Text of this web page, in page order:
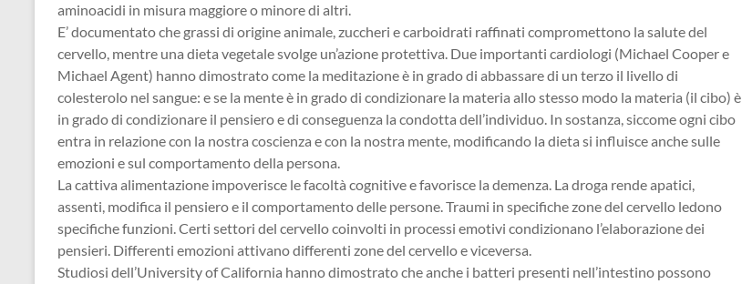
aminoacidi in misura maggiore o minore di altri.
E’ documentato che grassi di origine animale, zuccheri e carboidrati raffinati compromettono la salute del
cervello, mentre una dieta vegetale svolge un’azione protettiva. Due importanti cardiologi (Michael Cooper e
Michael Agent) hanno dimostrato come la meditazione è in grado di abbassare di un terzo il livello di
colesterolo nel sangue: e se la mente è in grado di condizionare la materia allo stesso modo la materia (il cibo) è
in grado di condizionare il pensiero e di conseguenza la condotta dell’individuo. In sostanza, siccome ogni cibo
entra in relazione con la nostra coscienza e con la nostra mente, modificando la dieta si influisce anche sulle
emozioni e sul comportamento della persona.
La cattiva alimentazione impoverisce le facoltà cognitive e favorisce la demenza. La droga rende apatici,
assenti, modifica il pensiero e il comportamento delle persone. Traumi in specifiche zone del cervello ledono
specifiche funzioni. Certi settori del cervello coinvolti in processi emotivi condizionano l’elaborazione dei
pensieri. Differenti emozioni attivano differenti zone del cervello e viceversa.
Studiosi dell’University of California hanno dimostrato che anche i batteri presenti nell’intestino possono